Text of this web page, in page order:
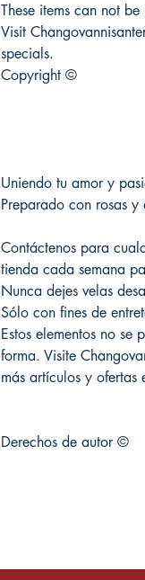
These items can not
Visit
specials.
Copyright ©
Uniendo tu amor y
Preparado con rosas y
Contáctenos para
tienda cada semana
Nunca dejes velas
Sólo con fines de
Estos elementos no se
forma. Visite
más artículos y ofertas
Derechos de autor ©